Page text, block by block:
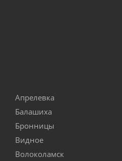
Апрелевка
Балашиха
Бронницы
Видное
Волоколамск